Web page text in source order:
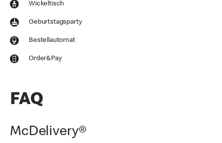
Wickeltisch
Geburtstagsparty
Bestellautomat
Order&Pay
FAQ
McDelivery®